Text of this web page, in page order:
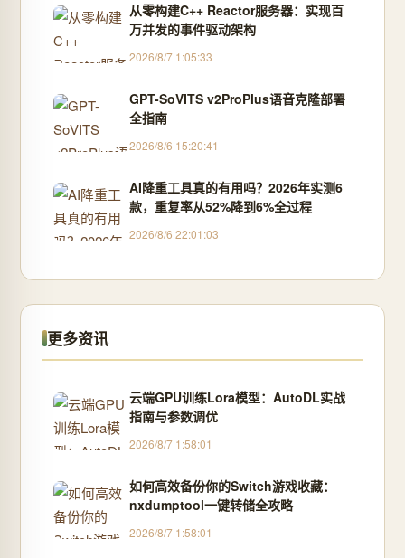
从零构建C++ Reactor服务器：实现百
万并发的事件驱动架构
2026/8/7 1:05:33
GPT-SoVITS v2ProPlus语音克隆部署
全指南
2026/8/6 15:20:41
AI降重工具真的有用吗？2026年实测6
款，重复率从52%降到6%全过程
2026/8/6 22:01:03
更多资讯
云端GPU训练Lora模型：AutoDL实战
指南与参数调优
2026/8/7 1:58:01
如何高效备份你的Switch游戏收藏：
nxdumptool一键转储全攻略
2026/8/7 1:58:01